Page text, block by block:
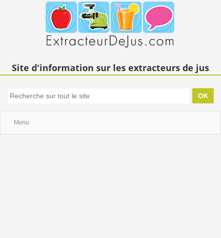
Site d'information sur les extracteurs de jus
Menu